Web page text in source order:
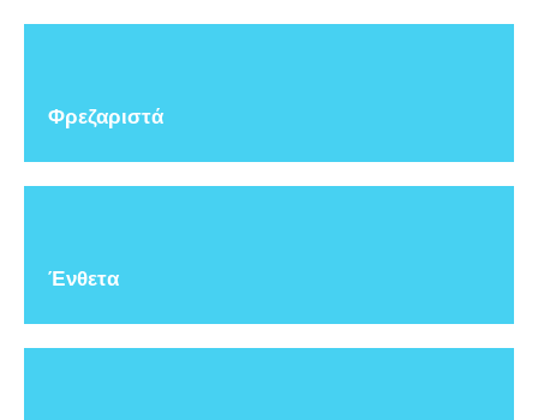
Φρεζαριστά
Ένθετα